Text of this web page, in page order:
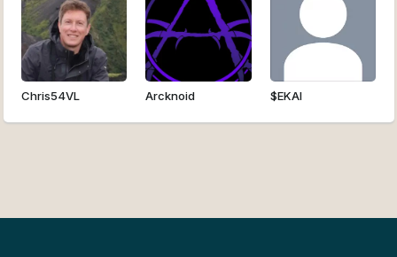
Chris54VL Arcknoid $EKAI